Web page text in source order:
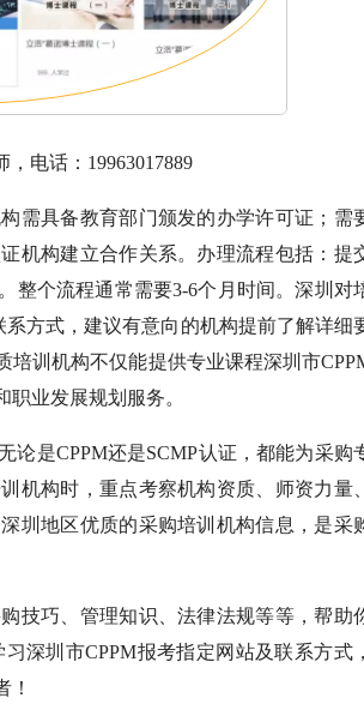
电话：19963017889
需具备教育部门颁发的办学许可证；需
机构建立合作关系。办理流程包括：提
整个流程通常需要3-6个月时间。深圳对
方式，建议有意向的机构提前了解详细
训机构不仅能提供专业课程深圳市
业发展规划服务。
论是CPPM还是SCMP认证，都能为采购
机构时，重点考察机构资质、师资力量、
圳地区优质的采购培训机构信息，是采
技巧、管理知识、法律法规等等，帮助
深圳市CPPM报考指定网站及联系方式，
！